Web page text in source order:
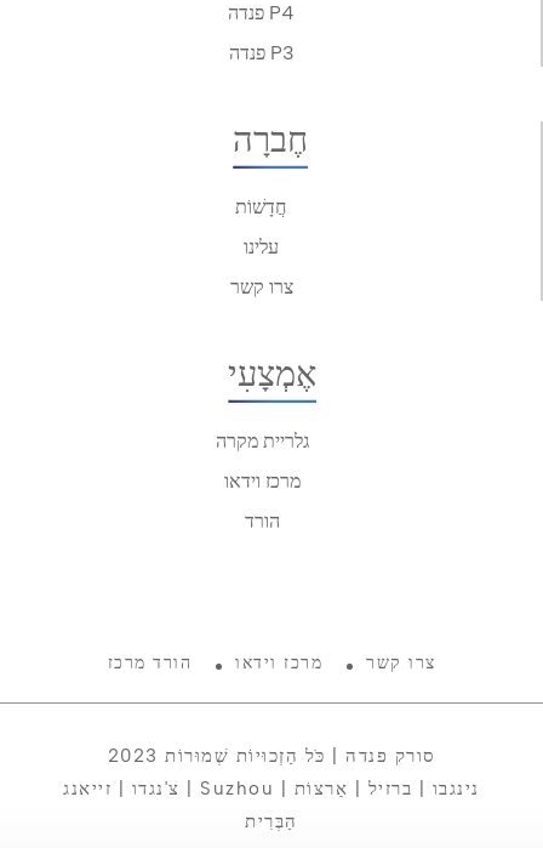
פנדה P4
פנדה P3
חֶברָה
חֲדָשׁוֹת
עלינו
צרו קשר
אֶמְצָעִי
גלריית מקרה
מרכז וידאו
הורד
הורד מרכז מרכז וידאו צרו קשר
2023 סורק פנדה | כֹּל הַזְכוּיוֹת שְׁמוּרוֹת
צ'נגדו | זייאנג | Suzhou | נינגבו | ברזיל | אַרצוֹת
הַבְּרִית